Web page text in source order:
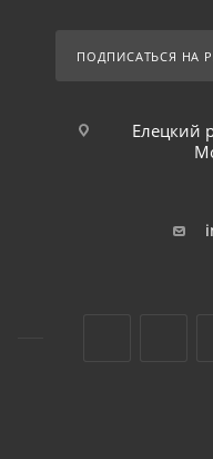
ПОДПИСАТЬСЯ НА
Елецкий